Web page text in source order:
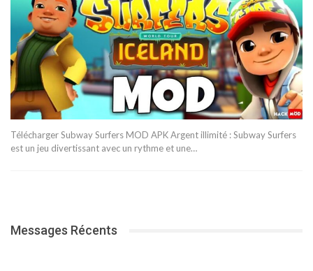
Télécharger Subway Surfers MOD APK Argent illimité : Subway Surfers
est un jeu divertissant avec un rythme et une…
Messages Récents